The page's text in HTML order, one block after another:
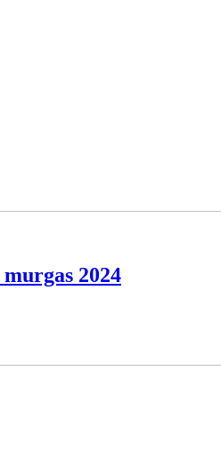
2024